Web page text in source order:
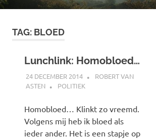
TAG: BLOED
Lunchlink: Homobloed…
24 DECEMBER 2014
ROBERT VAN
ASTEN
POLITIEK
Homobloed… Klinkt zo vreemd.
Volgens mij heb ik bloed als
ieder ander. Het is een stapje op